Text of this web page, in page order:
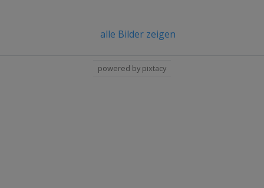
alle Bilder zeigen
powered by pixtacy